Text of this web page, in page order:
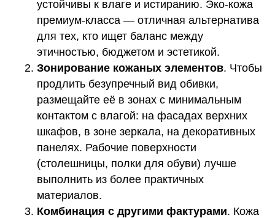
устойчивы к влаге и истиранию. Эко-кожа
премиум-класса — отличная альтернатива
для тех, кто ищет баланс между
этичностью, бюджетом и эстетикой.
Зонирование кожаных элементов. Чтобы
продлить безупречный вид обивки,
размещайте её в зонах с минимальным
контактом с влагой: на фасадах верхних
шкафов, в зоне зеркала, на декоративных
панелях. Рабочие поверхности
(столешницы, полки для обуви) лучше
выполнить из более практичных
материалов.
Комбинация с другими фактурами. Кожа